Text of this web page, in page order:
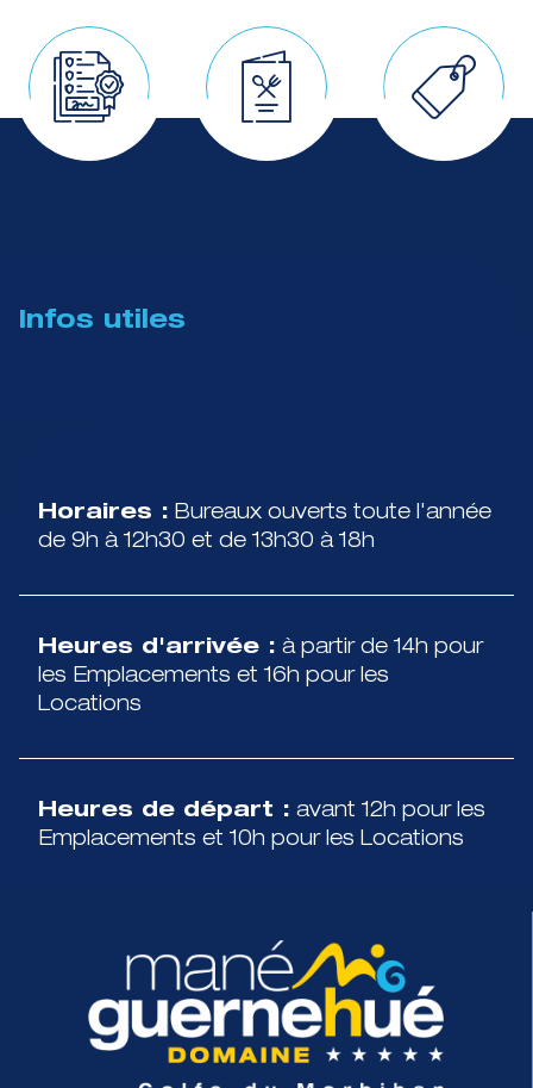
Infos utiles
Horaires : Bureaux ouverts toute l'année
de 9h à 12h30 et de 13h30 à 18h
Heures d'arrivée : à partir de 14h pour
les Emplacements et 16h pour les
Locations
Heures de départ : avant 12h pour les
Emplacements et 10h pour les Locations